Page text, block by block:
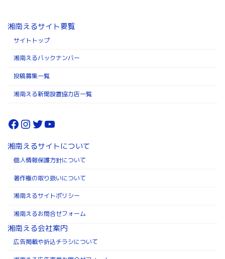
湘南えるサイト要覧
サイトトップ
湘南えるバックナンバー
投稿募集一覧
湘南える新聞設置協力店一覧
Facebook
Instagram
Twitter
YouTube
湘南えるサイトについて
個人情報保護方針について
著作権の取り扱いについて
湘南えるサイトポリシー
湘南えるお問合せフォーム
湘南える会社案内
広告掲載や折込チラシについて